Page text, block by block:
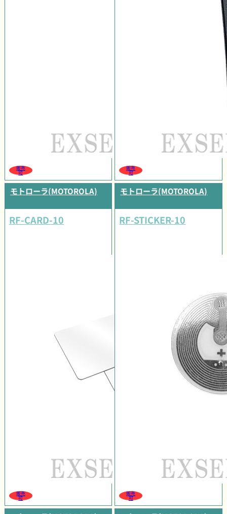
販売
可
販売
可
モトローラ(MOTOROLA)
RF-CARD-10
販売
可
モトローラ(MOTOROLA)
RF-STICKER-10
販売
可